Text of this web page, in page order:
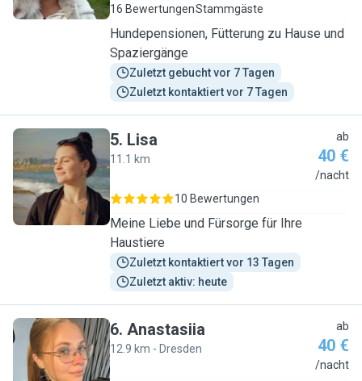
16 BewertungenStammgäste
Hundepensionen, Fütterung zu Hause und
Spaziergänge
Zuletzt gebucht vor 7 Tagen
Zuletzt kontaktiert vor 7 Tagen
L
5. Lisa
11.1 km
ab
40 €
/nacht
10 Bewertungen
Meine Liebe und Fürsorge für Ihre
Haustiere
Zuletzt kontaktiert vor 13 Tagen
Zuletzt aktiv: heute
A
6. Anastasiia
12.9 km - Dresden
ab
40 €
/nacht